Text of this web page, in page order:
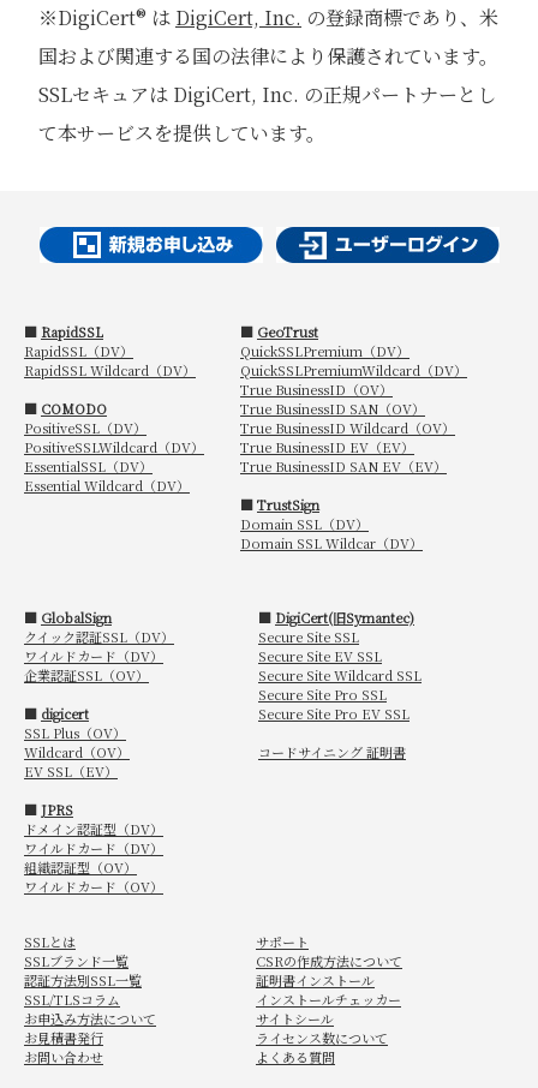
※DigiCert® は DigiCert, Inc. の登録商標であり、米
国および関連する国の法律により保護されています。
SSLセキュアは DigiCert, Inc. の正規パートナーとし
て本サービスを提供しています。
■ RapidSSL ■ GeoTrust
RapidSSL（DV）
QuickSSLPremium（DV）
RapidSSL Wildcard（DV）
QuickSSLPremiumWildcard（DV）
True BusinessID（OV）
■ COMODO
True BusinessID SAN（OV）
PositiveSSL（DV）
True BusinessID Wildcard（OV）
PositiveSSLWildcard（DV）
True BusinessID EV（EV）
EssentialSSL（DV）
True BusinessID SAN EV（EV）
Essential Wildcard（DV）
■TrustSign
Domain SSL（DV）
Domain SSL Wildcar（DV）
■ GlobalSign ■ DigiCert(旧Symantec)
クイック認証SSL（DV）
Secure Site SSL
ワイルドカード（DV）
Secure Site EV SSL
企業認証SSL（OV）
Secure Site Wildcard SSL
Secure Site Pro SSL
■ digicert
Secure Site Pro EV SSL
SSL Plus（OV）
Wildcard（OV）
コードサイニング 証明書
EV SSL（EV）
■JPRS
ドメイン認証型（DV）
ワイルドカード（DV）
組織認証型（OV）
ワイルドカード（OV）
SSLとは
サポート
SSLブランド一覧
CSRの作成方法について
認証方法別SSL一覧
証明書インストール
SSL/TLSコラム
インストールチェッカー
お申込み方法について
サイトシール
お見積書発行
ライセンス数について
お問い合わせ
よくある質問